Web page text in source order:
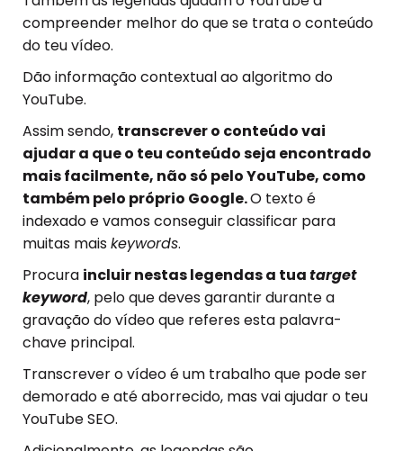
compreender melhor do que se trata o conteúdo
do teu vídeo.
Dão informação contextual ao algoritmo do
YouTube.
Assim sendo, transcrever o conteúdo vai
ajudar a que o teu conteúdo seja encontrado
mais facilmente, não só pelo YouTube, como
também pelo próprio Google.O texto é
indexado e vamos conseguir classificar para
muitas maiskeywords.
Procura incluir nestas legendas a tuatarget
keyword, pelo que deves garantir durante a
gravação do vídeo que referes esta palavra-
chave principal.
Transcrever o vídeo é um trabalho que pode ser
demorado e até aborrecido, mas vai ajudar o teu
YouTube SEO.